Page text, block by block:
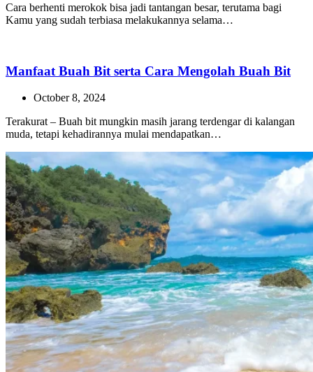
Cara berhenti merokok bisa jadi tantangan besar, terutama bagi
Kamu yang sudah terbiasa melakukannya selama…
Manfaat Buah Bit serta Cara Mengolah Buah Bit
October 8, 2024
Terakurat – Buah bit mungkin masih jarang terdengar di kalangan
muda, tetapi kehadirannya mulai mendapatkan…